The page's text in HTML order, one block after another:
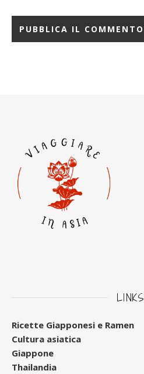
LINKS
Ricette Giapponesi e Ramen
Cultura asiatica
Giappone
Thailandia